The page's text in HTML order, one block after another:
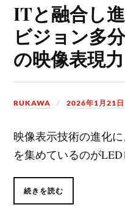
ITと融合し
ビジョン多
の映像表現力
RUKAWA 2026年1月21日
映像表示技術の進化
を集めているのがLED
続きを読む